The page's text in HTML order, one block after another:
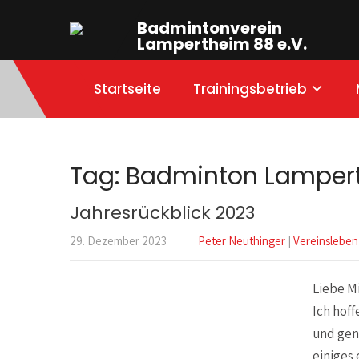
Badmintonverein
Lampertheim 88 e.V.
Startseite Trainingsbetrieb
Tag: Badminton
Jahresrückblick 2023
29. Dezember 2023 Peter Neuthinger | Vereinsleben
Liebe
Ich
und